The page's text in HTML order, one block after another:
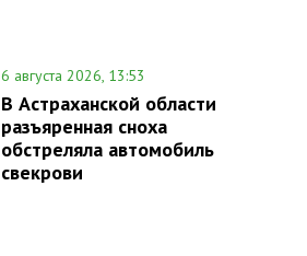
6 августа 2026, 13:53
В Астраханской области
разъяренная сноха
обстреляла автомобиль
свекрови